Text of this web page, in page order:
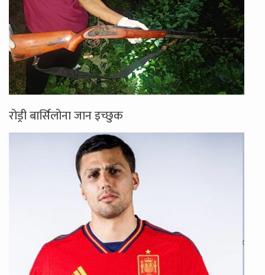
रोड्री बार्सिलोना जान इच्छुक